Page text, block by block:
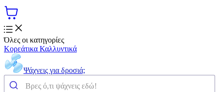
Όλες οι κατηγορίες
Κορεάτικα Καλλυντικά
Ψάχνεις για δροσιά;